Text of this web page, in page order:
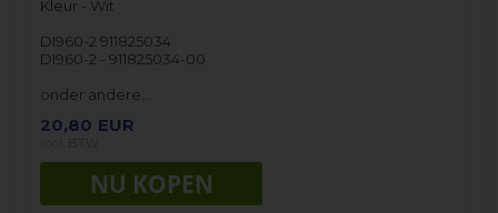
Kleur - Wit
DI960-2 911825034
DI960-2 - 911825034-00
onder andere…
20,80 EUR